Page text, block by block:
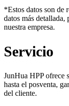
*Estos datos son de
datos más
nuestra empresa.
Servicio
JunHua HPP ofrece
hasta el posventa,
del cliente.